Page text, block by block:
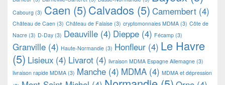
Cabourg (3) Caen (5)Calvados (5) Camembert (4)
Château de Caen (3) Château de Falaise (3) cryptomonnaies MDMA (3) Côte de
Nacre (3) D-Day (3) Deauville (4) Dieppe (4) Fécamp (3)
Granville (4) Haute-Normandie (3) Honfleur (4) Le Havre
(5) Lisieux (4) Livarot (4) livraison MDMA Espagne Allemagne (3)
livraison rapide MDMA (3) Manche (4) MDMA (4) MDMA et dépression